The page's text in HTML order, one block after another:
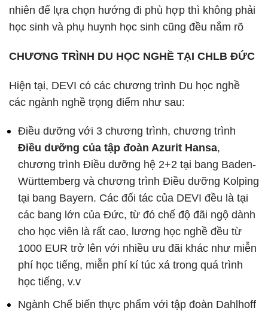
nhiên để lựa chọn hướng đi phù hợp thì không phải
học sinh và phụ huynh học sinh cũng đều nắm rõ
CHƯƠNG TRÌNH DU HỌC NGHỀ TẠI CHLB ĐỨC
Hiện tại, DEVI có các chương trình Du học nghề
các ngành nghề trọng điểm như sau:
Điều dưỡng với 3 chương trình, chương trình
Điều dưỡng của tập đoàn Azurit Hansa,
chương trình Điều dưỡng hệ 2+2 tại bang Baden-
Württemberg và chương trình Điều dưỡng Kolping
tại bang Bayern. Các đối tác của DEVI đều là tại
các bang lớn của Đức, từ đó chế độ đãi ngộ dành
cho học viên là rất cao, lương học nghề đều từ
1000 EUR trở lên với nhiều ưu đãi khác như miễn
phí học tiếng, miễn phí kí túc xá trong quá trình
học tiếng, v.v
Ngành Chế biến thực phẩm với tập đoàn Dahlhoff